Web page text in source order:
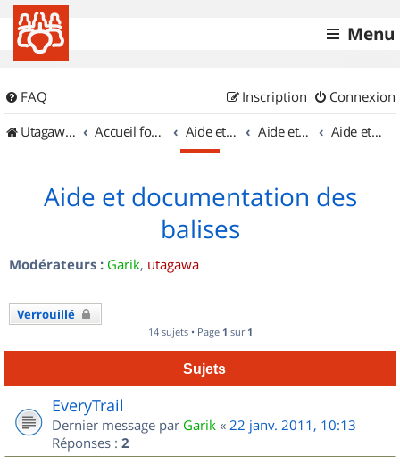
Menu
FAQ Connexion
Inscription
UtagawaVTT (Randos VTT et VTTAE avec traces GPS)
Accueil forum Aide et documentation Aide et documentation Aide et documentation des balises
Aide et documentation des
balises
Modérateurs : Garik, utagawa
Verrouillé
14 sujets • Page 1 sur 1
Sujets
EveryTrail
Dernier message par Garik « 22 janv. 2011, 10:13
Réponses : 2